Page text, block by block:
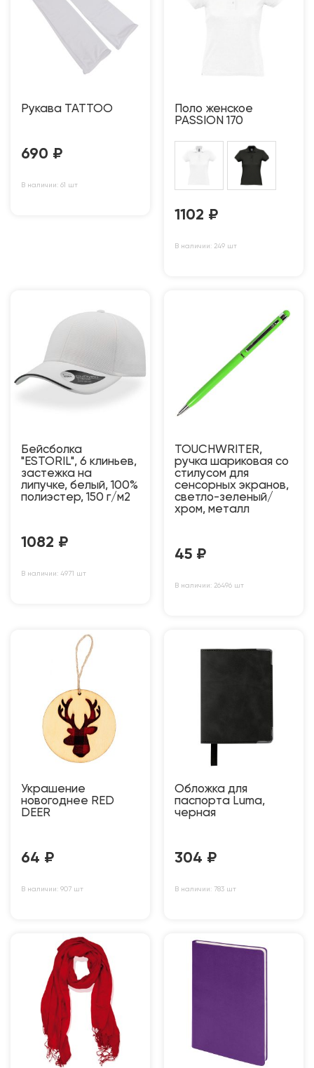
Рукава TATTOO
690 ₽
В наличии: 61 шт
Поло женское
PASSION 170
1102 ₽
В наличии: 249 шт
Бейсболка
"ESTORIL", 6 клиньев,
застежка на
липучке, белый, 100%
полиэстер, 150 г/м2
1082 ₽
В наличии: 4971 шт
TOUCHWRITER,
ручка шариковая со
стилусом для
сенсорных экранов,
светло-зеленый/
хром, металл
45 ₽
В наличии: 26496 шт
Украшение
новогоднее RED
DEER
64 ₽
В наличии: 907 шт
Обложка для
паспорта Luma,
черная
304 ₽
В наличии: 783 шт